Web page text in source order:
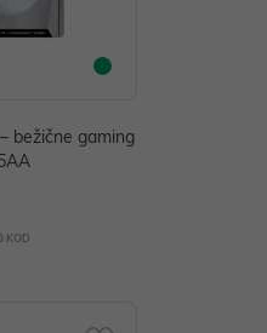
bežične gaming
KOD